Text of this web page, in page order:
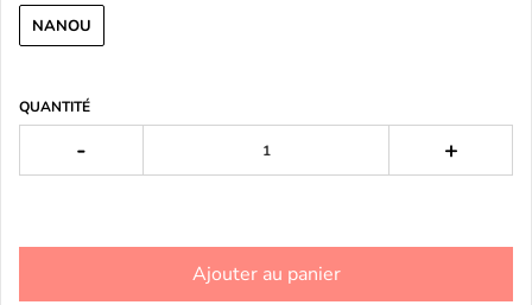
NANOU
QUANTITÉ
- +
Ajouter au panier